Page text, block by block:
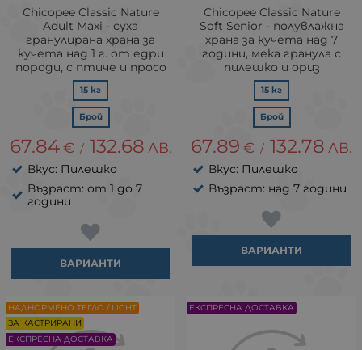
Chicopee Classic Nature
Adult Maxi - суха
гранулирана храна за
кучета над 1 г. от едри
породи, с птиче и просо
15 кг
Брой
67.84 € / 132.68 ЛВ.
Вкус: Пилешко
Възраст: от 1 до 7
години
ВАРИАНТИ
Chicopee Classic Nature
Soft Senior - полувлажна
храна за кучета над 7
години, мека гранула с
пилешко и ориз
15 кг
Брой
67.89 € / 132.78 ЛВ.
Вкус: Пилешко
Възраст: над 7 години
ВАРИАНТИ
НАДНОРМЕНО ТЕГЛО / LIGHT
ЗА КАСТРИРАНИ
ЕКСПРЕСНА ДОСТАВКА
ЕКСПРЕСНА ДОСТАВКА